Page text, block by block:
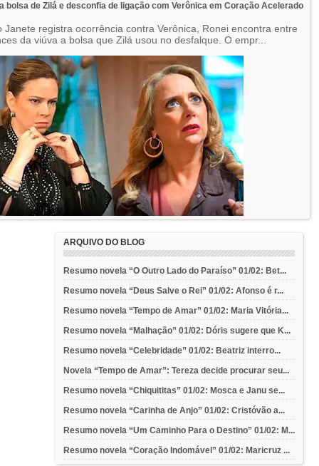
bolsa de Zilá e desconfia de ligação com Verônica em Coração Acelerado
Janete registra ocorrência contra Verônica, Ronei encontra entre
da viúva a bolsa que Zilá usou no desfalque. O empr...
ARQUIVO DO BLOG
Resumo novela “O Outro Lado do Paraíso” 01/02: Bet...
Resumo novela “Deus Salve o Rei” 01/02: Afonso é r...
Resumo novela “Tempo de Amar” 01/02: Maria Vitória...
Resumo novela “Malhação” 01/02: Dóris sugere que K...
Resumo novela “Celebridade” 01/02: Beatriz interro...
Novela “Tempo de Amar”: Tereza decide procurar seu...
Resumo novela “Chiquititas” 01/02: Mosca e Janu se...
Resumo novela “Carinha de Anjo” 01/02: Cristóvão a...
Resumo novela “Um Caminho Para o Destino” 01/02: M...
Resumo novela “Coração Indomável” 01/02: Maricruz ...